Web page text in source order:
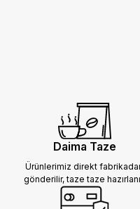
Daima Taze
Ürünlerimiz direkt
gönderilir,taze taze